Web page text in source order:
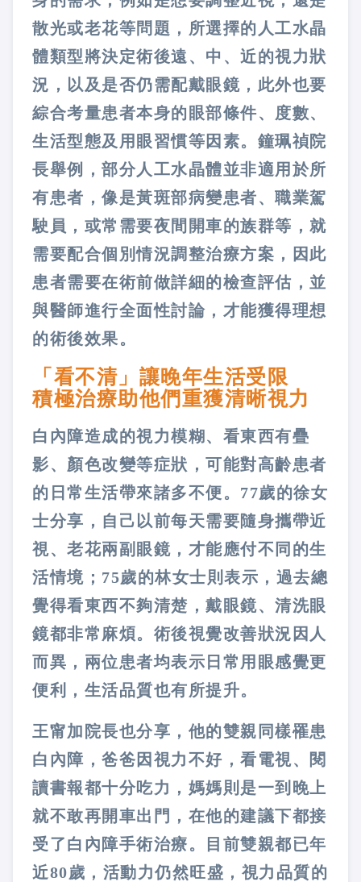
散光或老花等問題，所選擇的人工水晶
體類型將決定術後遠、中、近的視力狀
況，以及是否仍需配戴眼鏡，此外也要
綜合考量患者本身的眼部條件、度數、
生活型態及用眼習慣等因素。鐘珮禎院
長舉例，部分人工水晶體並非適用於所
有患者，像是黃斑部病變患者、職業駕
駛員，或常需要夜間開車的族群等，就
需要配合個別情況調整治療方案，因此
患者需要在術前做詳細的檢查評估，並
與醫師進行全面性討論，才能獲得理想
的術後效果。
「看不清」讓晚年生活受限
積極治療助他們重獲清晰視力
白內障造成的視力模糊、看東西有疊
影、顏色改變等症狀，可能對高齡患者
的日常生活帶來諸多不便。77歲的徐女
士分享，自己以前每天需要隨身攜帶近
視、老花兩副眼鏡，才能應付不同的生
活情境；75歲的林女士則表示，過去總
覺得看東西不夠清楚，戴眼鏡、清洗眼
鏡都非常麻煩。術後視覺改善狀況因人
而異，兩位患者均表示日常用眼感覺更
便利，生活品質也有所提升。
王甯加院長也分享，他的雙親同樣罹患
白內障，爸爸因視力不好，看電視、閱
讀書報都十分吃力，媽媽則是一到晚上
就不敢再開車出門，在他的建議下都接
受了白內障手術治療。目前雙親都已年
近80歲，活動力仍然旺盛，視力品質的